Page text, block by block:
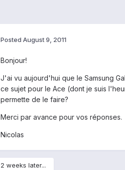
Posted August 9, 2011
Bonjour!
J'ai vu aujourd'hui que le Samsung
ce sujet pour le Ace (dont je suis
permette de le faire?
Merci par avance pour vos réponses.
Nicolas
2 weeks later...